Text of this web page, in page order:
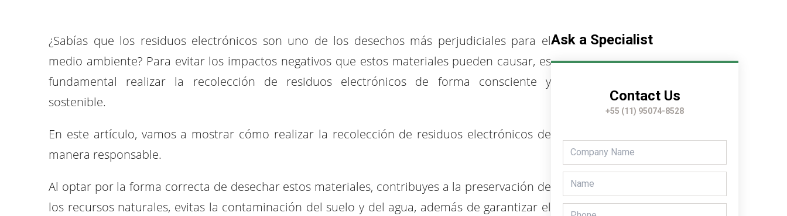
¿Sabías que los residuos electrónicos son uno de los desechos más perjudiciales para el
medio ambiente? Para evitar los impactos negativos que estos materiales pueden causar, es
fundamental realizar la recolección de residuos electrónicos de forma consciente y
sostenible.
En este artículo, vamos a mostrar cómo realizar la recolección de residuos electrónicos de
manera responsable.
Al optar por la forma correcta de desechar estos materiales, contribuyes a la preservación de
los recursos naturales, evitas la contaminación del suelo y del agua, además de garantizar el
Ask a Specialist
Contact Us
+55 (11) 95074-8528